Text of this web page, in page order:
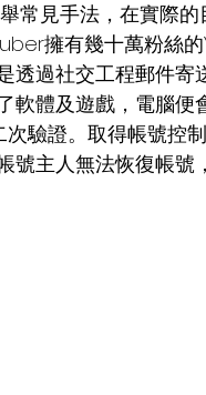
擁有幾十萬粉絲
透過社交工程郵件
軟體及遊戲，電腦
驗證。取得帳號控
號主人無法恢復帳號